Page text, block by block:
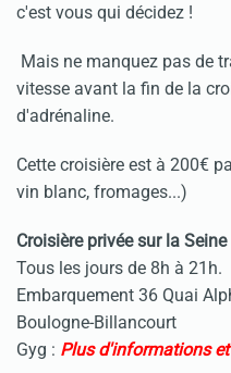
c'est vous qui décidez !
Mais ne manquez pas de
vitesse avant la fin de la
d'adrénaline.
Cette croisière est à 200€
vin blanc, fromages...)
Croisière privée sur la Seine
Tous les jours de 8h à 21h.
Embarquement 36 Quai
Boulogne-Billancourt
Gyg : Plus d'informations